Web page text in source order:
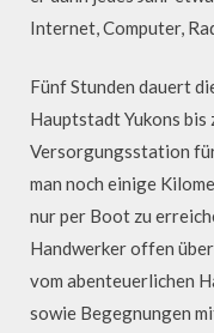
Internet, Computer,
Fünf Stunden dauert
Hauptstadt Yukons bis
Versorgungsstation
man noch einige
nur per Boot zu
Handwerker offen
vom abenteuerlichen
sowie Begegnungen